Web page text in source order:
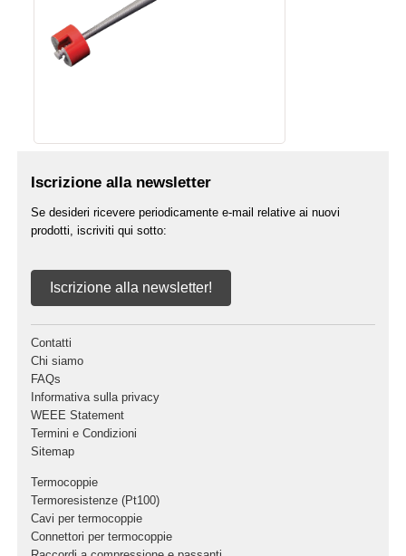
Iscrizione alla newsletter
Se desideri ricevere periodicamente e-mail relative ai nuovi
prodotti, iscriviti qui sotto:
Iscrizione alla newsletter!
Contatti
Chi siamo
FAQs
Informativa sulla privacy
WEEE Statement
Termini e Condizioni
Sitemap
Termocoppie
Termoresistenze (Pt100)
Cavi per termocoppie
Connettori per termocoppie